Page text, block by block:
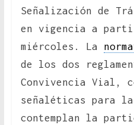
Señalización de
en vigencia a
miércoles. La
de los dos
Convivencia Vial,
señaléticas para
contemplan la